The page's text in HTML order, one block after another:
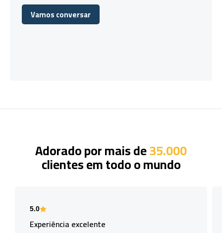
Vamos conversar
Vamos conversar
Adorado por mais de35.000
clientes em todo o mundo
5.0
Experiência excelente